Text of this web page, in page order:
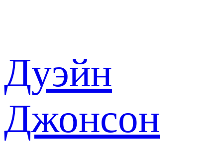
Дуэйн
Джонсон